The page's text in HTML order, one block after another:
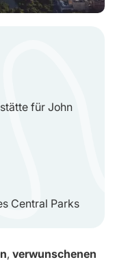
für John
Central Parks
, verwunschenen